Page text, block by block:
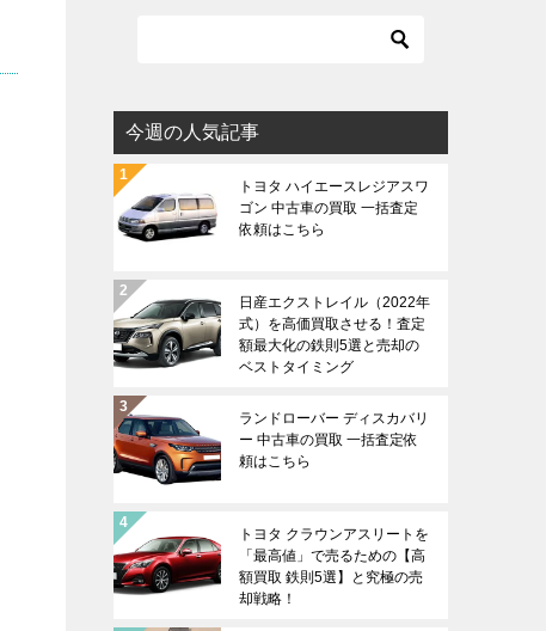
今週の人気記事
トヨタ ハイエースレジアスワ
ゴン 中古車の買取 一括査定
依頼はこちら
日産エクストレイル（2022年
式）を高価買取させる！査定
額最大化の鉄則5選と売却の
ベストタイミング
ランドローバー ディスカバリ
ー 中古車の買取 一括査定依
頼はこちら
トヨタ クラウンアスリートを
「最高値」で売るための【高
額買取 鉄則5選】と究極の売
却戦略！